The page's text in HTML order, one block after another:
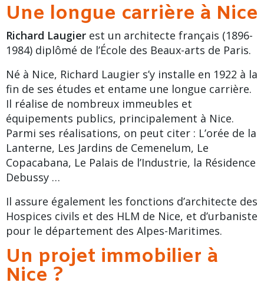
Une longue carrière à Nice
Richard Laugier est un architecte français (1896-
1984) diplômé de l’École des Beaux-arts de Paris.
Né à Nice, Richard Laugier s’y installe en 1922 à la
fin de ses études et entame une longue carrière.
Il réalise de nombreux immeubles et
équipements publics, principalement à Nice.
Parmi ses réalisations, on peut citer : L’orée de la
Lanterne, Les Jardins de Cemenelum, Le
Copacabana, Le Palais de l’Industrie, la Résidence
Debussy …
Il assure également les fonctions d’architecte des
Hospices civils et des HLM de Nice, et d’urbaniste
pour le département des Alpes-Maritimes.
Un projet immobilier à
Nice ?